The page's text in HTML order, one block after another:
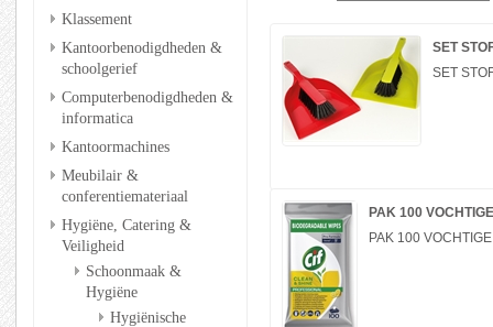
Klassement
Kantoorbenodigdheden &
schoolgerief
Computerbenodigdheden &
informatica
Kantoormachines
Meubilair &
conferentiemateriaal
Hygiëne, Catering &
Veiligheid
Schoonmaak &
Hygiëne
Hygiënische
SET
SET
PAK 100
PAK 100